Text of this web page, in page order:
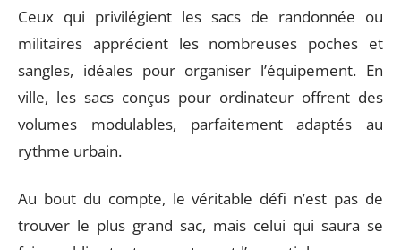
Ceux qui privilégient les sacs de randonnée ou
militaires apprécient les nombreuses poches et
sangles, idéales pour organiser l’équipement. En
ville, les sacs conçus pour ordinateur offrent des
volumes modulables, parfaitement adaptés au
rythme urbain.
Au bout du compte, le véritable défi n’est pas de
trouver le plus grand sac, mais celui qui saura se